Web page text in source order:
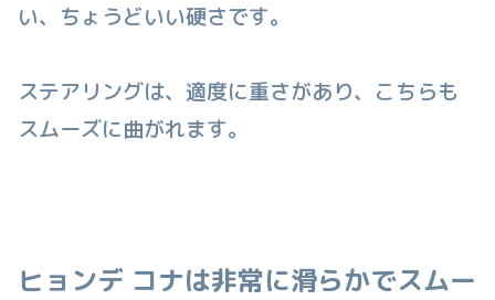
い、ちょうどいい硬さです。
ステアリングは、適度に重さがあり、こちらも
スムーズに曲がれます。
ヒョンデ コナは非常に滑らかでスムー